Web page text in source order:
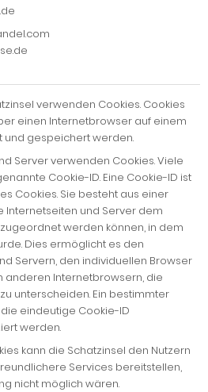
verwenden Cookies. Cookies
einen Internetbrowser auf einem
gespeichert werden.
Server verwenden Cookies. Viele
Cookie-ID. Eine Cookie-ID ist
Cookies. Sie besteht aus einer
Internetseiten und Server dem
werden können, in dem
Dies ermöglicht es den
Servern, den individuellen Browser
anderen Internetbrowsern, die
unterscheiden. Ein bestimmter
eindeutige Cookie-ID
werden.
kann die Schatzinsel den Nutzern
Services bereitstellen,
nicht möglich wären.